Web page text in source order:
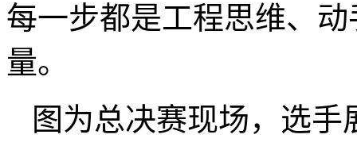
每一步都是工程思维、
量。
图为总决赛现场，选